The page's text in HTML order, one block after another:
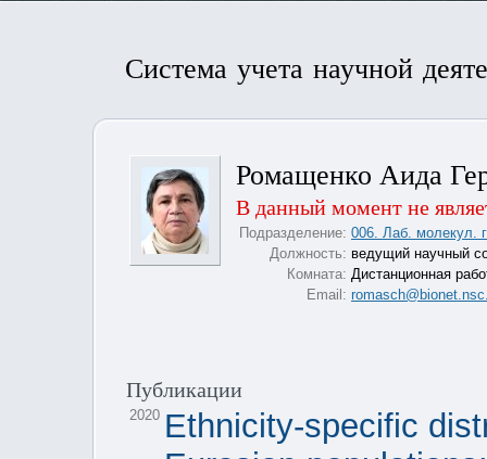
Система учета научной
Ромащенко Аида
В данный момент не
Подразделение: 006. Лаб. молекул.
Должность: ведущий научный
Комната: Дистанционная
Email:
Публикации
2020 Ethnicity-specific